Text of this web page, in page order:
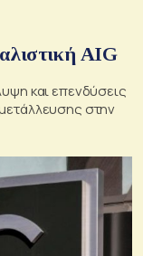
AIG
και επενδύσεις
στην